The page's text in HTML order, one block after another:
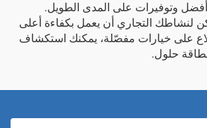
أفضل وتوفيرات على المدى الطويل.
لنشاطك التجاري أن يعمل بكفاءة أعلى
على خيارات مفصّلة، يمكنك استكشاف
حلول.